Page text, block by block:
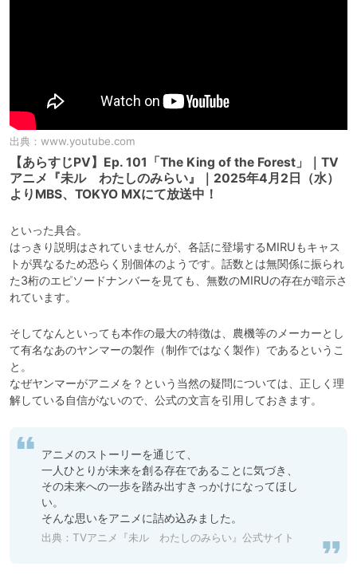
出典： www.youtube.com
【あらすじPV】Ep. 101「The King of the Forest」｜TV
アニメ『未ル わたしのみらい』｜2025年4月2日（水）
よりMBS、TOKYO MXにて放送中！
といった具合。
はっきり説明はされていませんが、各話に登場するMIRUもキャス
トが異なるため恐らく別個体のようです。話数とは無関係に振られ
た3桁のエピソードナンバーを見ても、無数のMIRUの存在が暗示さ
れています。
そしてなんといっても本作の最大の特徴は、農機等のメーカーとし
て有名なあのヤンマーの製作（制作ではなく製作）であるというこ
と。
なぜヤンマーがアニメを？という当然の疑問については、正しく理
解している自信がないので、公式の文言を引用しておきます。
アニメのストーリーを通じて、
一人ひとりが未来を創る存在であることに気づき、
その未来への一歩を踏み出すきっかけになってほし
い。
そんな思いをアニメに詰め込みました。
出典： TVアニメ『未ル わたしのみらい』公式サイト